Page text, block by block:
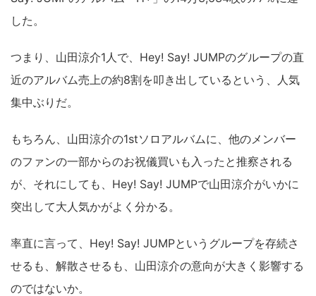
した。
つまり、山田涼介1人で、Hey! Say! JUMPのグループの直
近のアルバム売上の約8割を叩き出しているという、人気
集中ぶりだ。
もちろん、山田涼介の1stソロアルバムに、他のメンバー
のファンの一部からのお祝儀買いも入ったと推察される
が、それにしても、Hey! Say! JUMPで山田涼介がいかに
突出して大人気かがよく分かる。
率直に言って、Hey! Say! JUMPというグループを存続さ
せるも、解散させるも、山田涼介の意向が大きく影響する
のではないか。